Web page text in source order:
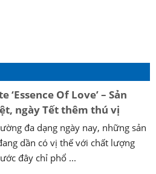
‘Essence Of Love’ – Sản
ngày Tết thêm thú vị
đa dạng ngày nay, những sản
dần có vị thế với chất lượng
đây chỉ phổ ...